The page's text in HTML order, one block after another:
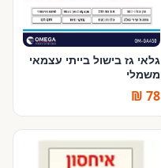
גלאי גז בישול בייתי עצמאי
משמלי
78 ₪